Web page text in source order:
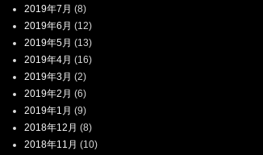
2019年7月 (8)
2019年6月 (12)
2019年5月 (13)
2019年4月 (16)
2019年3月 (2)
2019年2月 (6)
2019年1月 (9)
2018年12月 (8)
2018年11月 (10)